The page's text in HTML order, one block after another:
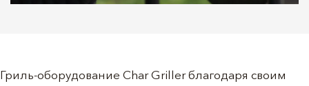
Гриль-оборудование Char Griller благодаря своим